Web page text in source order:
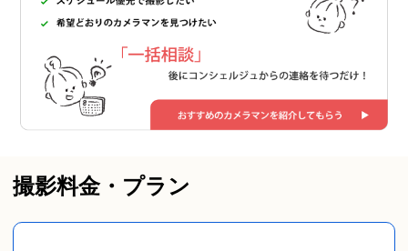
撮影料金・プラン